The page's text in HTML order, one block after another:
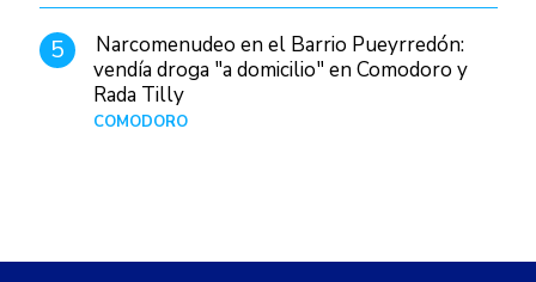
5
Narcomenudeo en el Barrio Pueyrredón:
vendía droga "a domicilio" en Comodoro y
Rada Tilly
COMODORO